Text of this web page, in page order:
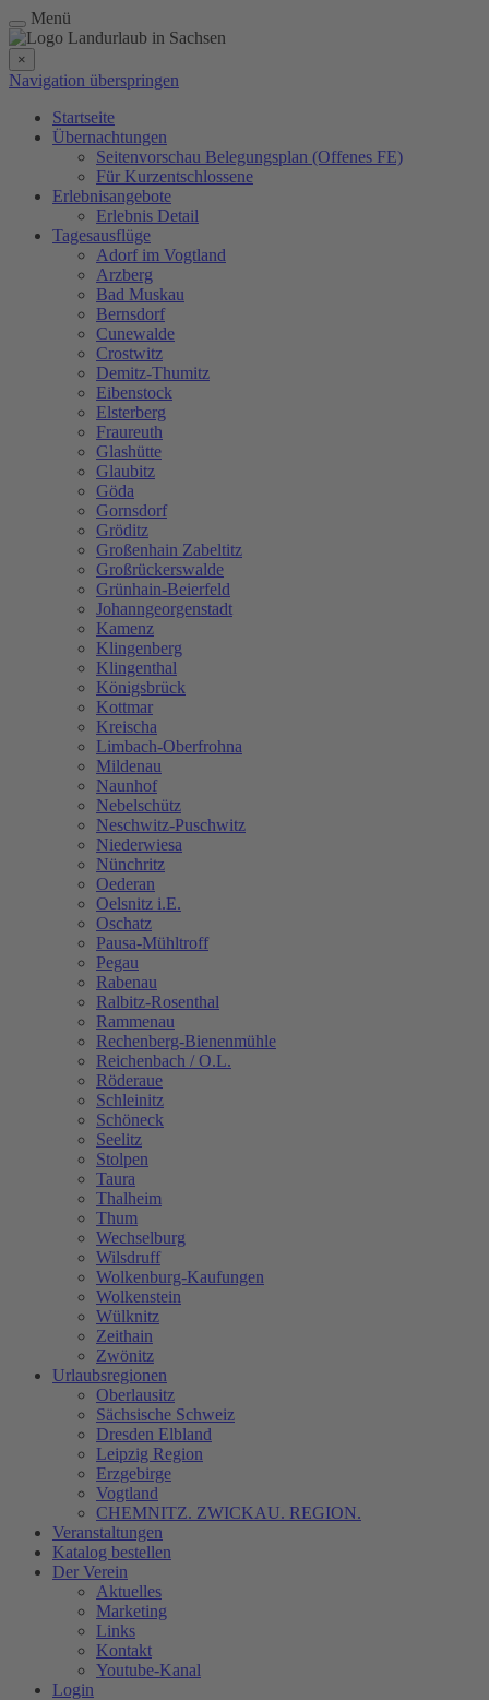
Menü
×
Navigation überspringen
Startseite
Übernachtungen
Seitenvorschau Belegungsplan (Offenes FE)
Für Kurzentschlossene
Erlebnisangebote
Erlebnis Detail
Tagesausflüge
Adorf im Vogtland
Arzberg
Bad Muskau
Bernsdorf
Cunewalde
Crostwitz
Demitz-Thumitz
Eibenstock
Elsterberg
Fraureuth
Glashütte
Glaubitz
Göda
Gornsdorf
Gröditz
Großenhain Zabeltitz
Großrückerswalde
Grünhain-Beierfeld
Johanngeorgenstadt
Kamenz
Klingenberg
Klingenthal
Königsbrück
Kottmar
Kreischa
Limbach-Oberfrohna
Mildenau
Naunhof
Nebelschütz
Neschwitz-Puschwitz
Niederwiesa
Nünchritz
Oederan
Oelsnitz i.E.
Oschatz
Pausa-Mühltroff
Pegau
Rabenau
Ralbitz-Rosenthal
Rammenau
Rechenberg-Bienenmühle
Reichenbach / O.L.
Röderaue
Schleinitz
Schöneck
Seelitz
Stolpen
Taura
Thalheim
Thum
Wechselburg
Wilsdruff
Wolkenburg-Kaufungen
Wolkenstein
Wülknitz
Zeithain
Zwönitz
Urlaubsregionen
Oberlausitz
Sächsische Schweiz
Dresden Elbland
Leipzig Region
Erzgebirge
Vogtland
CHEMNITZ. ZWICKAU. REGION.
Veranstaltungen
Katalog bestellen
Der Verein
Aktuelles
Marketing
Links
Kontakt
Youtube-Kanal
Login